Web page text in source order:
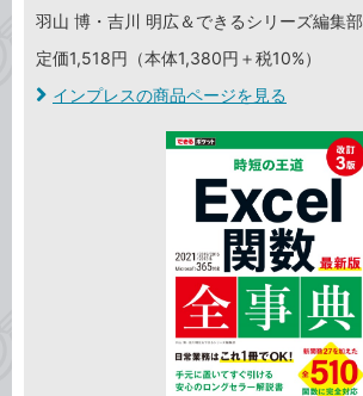
羽山 博・吉川 明広＆できるシリーズ編集部
定価1,518円（本体1,380円＋税10%）
インプレスの商品ページを見る